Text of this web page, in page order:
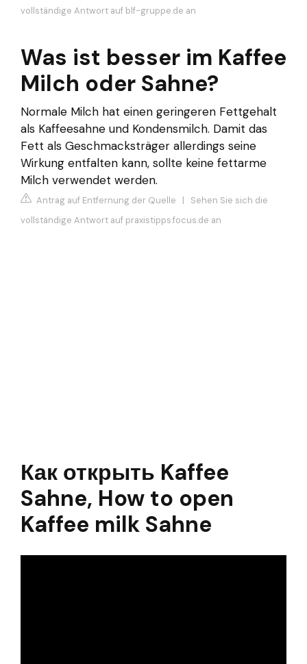
vollständige Antwort auf blf-gruppe.de an
Was ist besser im Kaffee
Milch oder Sahne?
Normale Milch hat einen geringeren Fettgehalt
als Kaffeesahne und Kondensmilch. Damit das
Fett als Geschmacksträger allerdings seine
Wirkung entfalten kann, sollte keine fettarme
Milch verwendet werden.
Antrag auf Entfernung der Quelle | Sehen Sie sich die
vollständige Antwort auf praxistipps.focus.de an
Как открыть Kaffee
Sahne, How to open
Kaffee milk Sahne